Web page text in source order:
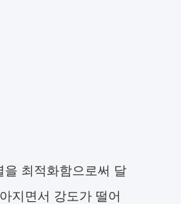
최적화함으로써 달
지면서 강도가 떨어